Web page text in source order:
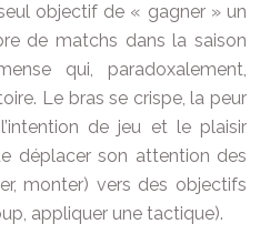
objectif de « gagner » un
de matchs dans la saison
qui, paradoxalement,
Le bras se crispe, la peur
de jeu et le plaisir
déplacer son attention des
monter) vers des objectifs
appliquer une tactique).